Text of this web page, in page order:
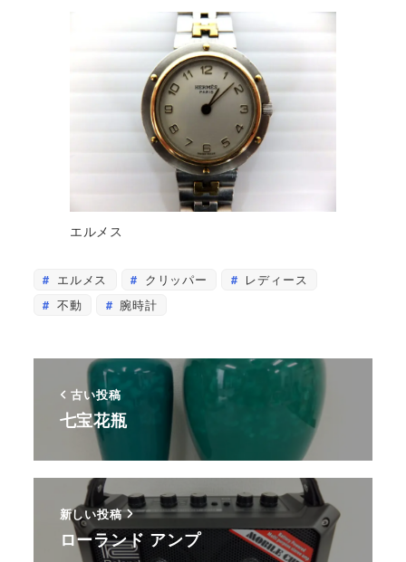
エルメス
エルメス クリッパー
レディース
不動
腕時計
古い投稿
七宝花瓶
新しい投稿
ローランド アンプ